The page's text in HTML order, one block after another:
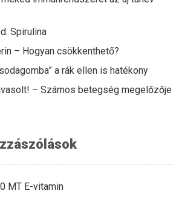
Spirulina
– Hogyan csökkenthető?
a rák ellen is hatékony
– Számos betegség megelőzője
MT E-vitamin